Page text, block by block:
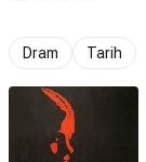
Dram Tarih